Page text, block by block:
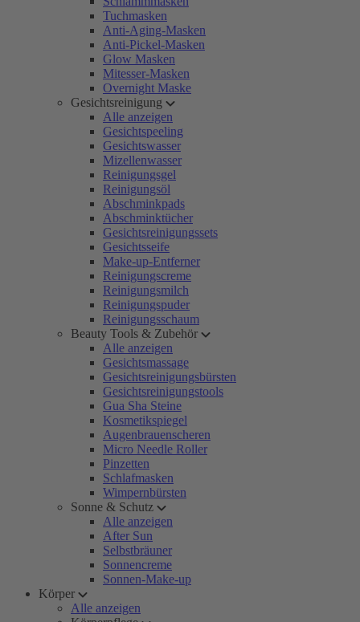
Tuchmasken
Anti-Aging-Masken
Anti-Pickel-Masken
Glow Masken
Mitesser-Masken
Overnight Maske
Gesichtsreinigung
Alle anzeigen
Gesichtspeeling
Gesichtswasser
Mizellenwasser
Reinigungsgel
Reinigungsöl
Abschminkpads
Abschminktücher
Gesichtsreinigungssets
Gesichtsseife
Make-up-Entferner
Reinigungscreme
Reinigungsmilch
Reinigungspuder
Reinigungsschaum
Beauty Tools & Zubehör
Alle anzeigen
Gesichtsmassage
Gesichtsreinigungsbürsten
Gesichtsreinigungstools
Gua Sha Steine
Kosmetikspiegel
Augenbrauenscheren
Micro Needle Roller
Pinzetten
Schlafmasken
Wimpernbürsten
Sonne & Schutz
Alle anzeigen
After Sun
Selbstbräuner
Sonnencreme
Sonnen-Make-up
Körper
Alle anzeigen